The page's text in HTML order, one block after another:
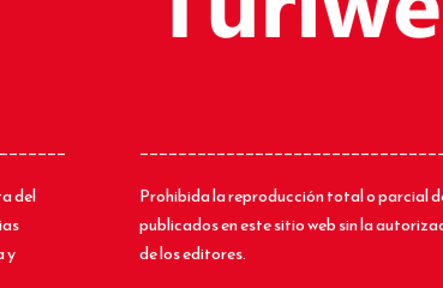
del
y
Prohibida la reproducción total o parcial
publicados en este sitio web sin la
de los editores.